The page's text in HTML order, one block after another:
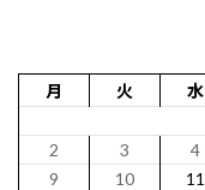
月
火 水
2
3 4
9
10 11